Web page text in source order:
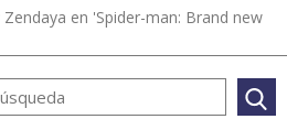
en 'Spider-man: Brand new